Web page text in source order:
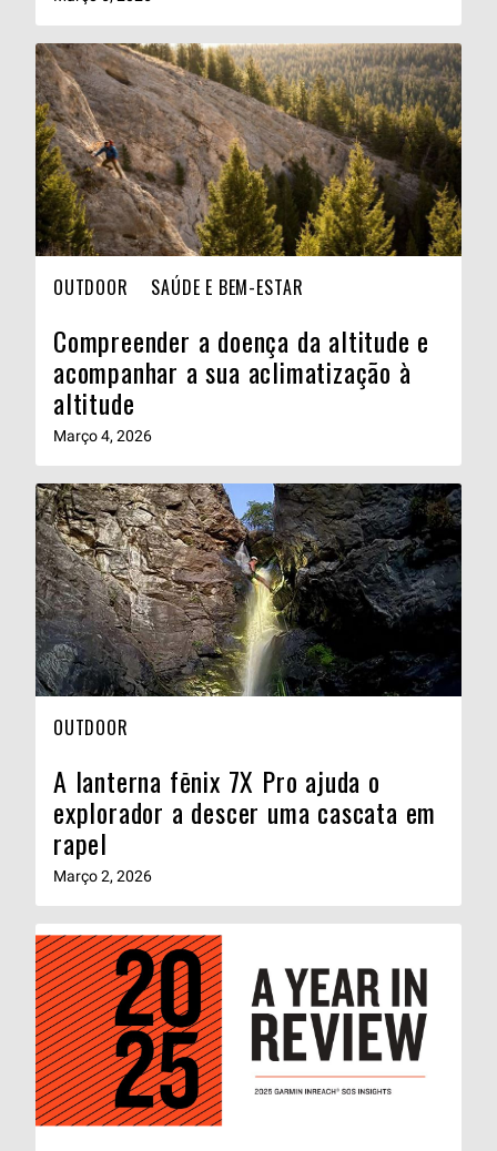
OUTDOOR SAÚDE E BEM-ESTAR
Compreender a doença da altitude e
acompanhar a sua aclimatização à
altitude
Março 4, 2026
OUTDOOR
A lanterna fēnix 7X Pro ajuda o
explorador a descer uma cascata em
rapel
Março 2, 2026